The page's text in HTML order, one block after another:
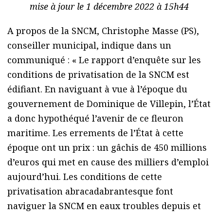
mise à jour le 1 décembre 2022 à 15h44
A propos de la SNCM, Christophe Masse (PS),
conseiller municipal, indique dans un
communiqué : « Le rapport d’enquête sur les
conditions de privatisation de la SNCM est
édifiant. En naviguant à vue à l’époque du
gouvernement de Dominique de Villepin, l’État
a donc hypothéqué l’avenir de ce fleuron
maritime. Les errements de l’État à cette
époque ont un prix : un gâchis de 450 millions
d’euros qui met en cause des milliers d’emploi
aujourd’hui. Les conditions de cette
privatisation abracadabrantesque font
naviguer la SNCM en eaux troubles depuis et